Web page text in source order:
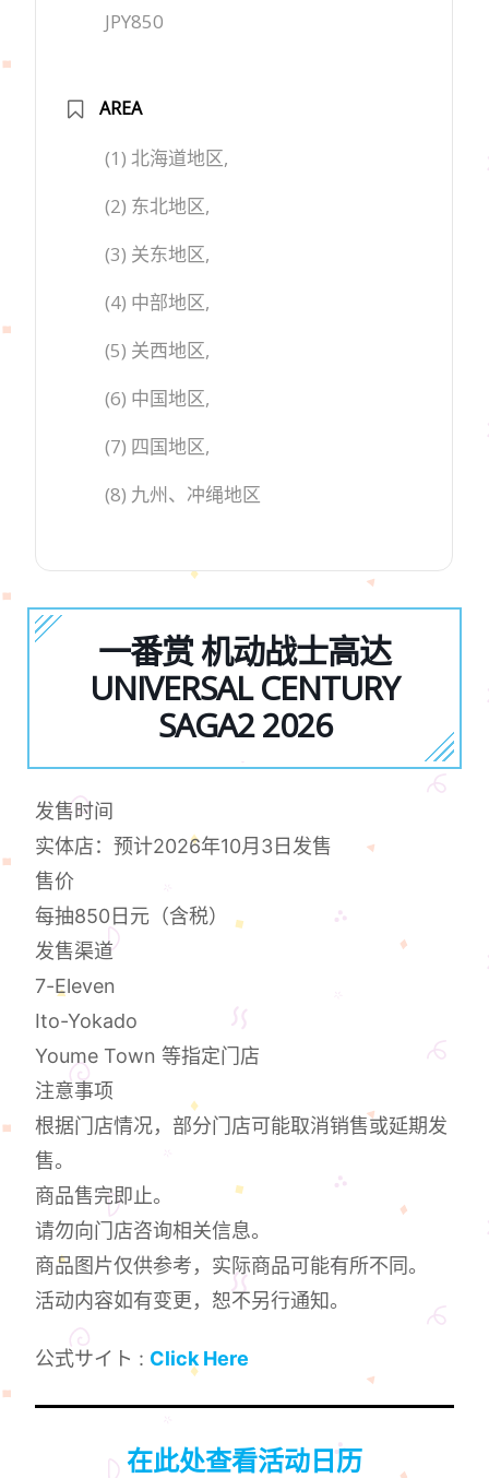
JPY850
AREA
(1) 北海道地区,
(2) 东北地区,
(3) 关东地区,
(4) 中部地区,
(5) 关西地区,
(6) 中国地区,
(7) 四国地区,
(8) 九州、冲绳地区
一番赏 机动战士高达
UNIVERSAL CENTURY
SAGA2 2026
发售时间
实体店：预计2026年10月3日发售
售价
每抽850日元（含税）
发售渠道
7-Eleven
Ito-Yokado
Youme Town 等指定门店
注意事项
根据门店情况，部分门店可能取消销售或延期发
售。
商品售完即止。
请勿向门店咨询相关信息。
商品图片仅供参考，实际商品可能有所不同。
活动内容如有变更，恕不另行通知。
公式サイト : Click Here
在此处查看活动日历